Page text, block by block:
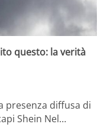
questo: la verità
presenza diffusa di
Shein Nel…